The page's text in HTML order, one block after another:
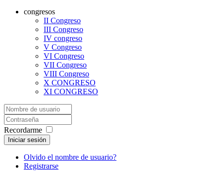
congresos
II Congreso
III Congreso
IV congreso
V Congreso
VI Congreso
VII Congreso
VIII Congreso
X CONGRESO
XI CONGRESO
Recordarme
Iniciar sesión
Olvido el nombre de usuario?
Registrarse